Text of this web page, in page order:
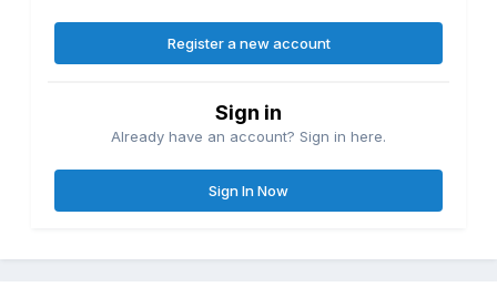
Register a new account
Sign in
Already have an account? Sign in here.
Sign In Now